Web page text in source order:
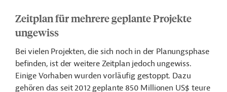
Zeitplan für mehrere geplante Projekte
ungewiss
Bei vielen Projekten, die sich noch in der Planungsphase
befinden, ist der weitere Zeitplan jedoch ungewiss.
Einige Vorhaben wurden vorläufig gestoppt. Dazu
gehören das seit 2012 geplante 850 Millionen US$ teure